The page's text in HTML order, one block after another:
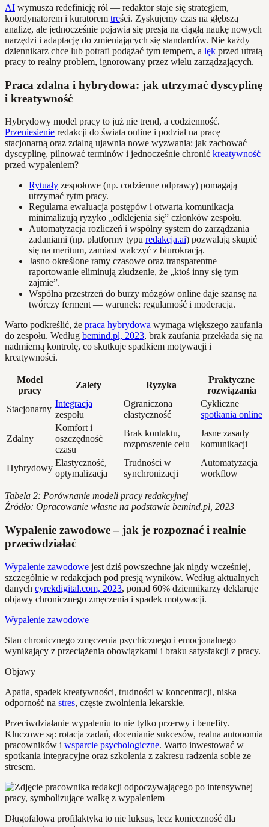
AI wymusza redefinicję ról — redaktor staje się strategiem,
koordynatorem i kuratorem treści. Zyskujemy czas na głębszą
analizę, ale jednocześnie pojawia się presja na ciągłą naukę nowych
narzędzi i adaptację do zmieniających się standardów. Nie każdy
dziennikarz chce lub potrafi podążać tym tempem, a lęk przed utratą
pracy to realny problem, ignorowany przez wielu zarządzających.
Praca zdalna i hybrydowa: jak utrzymać dyscyplinę
i kreatywność
Hybrydowy model pracy to już nie trend, a codzienność.
Przeniesienie redakcji do świata online i podział na pracę
stacjonarną oraz zdalną ujawnia nowe wyzwania: jak zachować
dyscyplinę, pilnować terminów i jednocześnie chronić kreatywność
przed wypaleniem?
Rytuały zespołowe (np. codzienne odprawy) pomagają
utrzymać rytm pracy.
Regularna ewaluacja postępów i otwarta komunikacja
minimalizują ryzyko „odklejenia się” członków zespołu.
Automatyzacja rozliczeń i wspólny system do zarządzania
zadaniami (np. platformy typu redakcja.ai) pozwalają skupić
się na meritum, zamiast walczyć z biurokracją.
Jasno określone ramy czasowe oraz transparentne
raportowanie eliminują złudzenie, że „ktoś inny się tym
zajmie”.
Wspólna przestrzeń do burzy mózgów online daje szansę na
twórczy ferment — warunek: regularność i moderacja.
Warto podkreślić, że praca hybrydowa wymaga większego zaufania
do zespołu. Według bemind.pl, 2023, brak zaufania przekłada się na
nadmierną kontrolę, co skutkuje spadkiem motywacji i
kreatywności.
Model
pracy
Zalety Ryzyka
Praktyczne
rozwiązania
Stacjonarny
Integracja
zespołu
Ograniczona
elastyczność
Cykliczne
spotkania online
Zdalny
Komfort i
oszczędność
czasu
Brak kontaktu,
rozproszenie celu
Jasne zasady
komunikacji
Hybrydowy
Elastyczność,
optymalizacja
Trudności w
synchronizacji
Automatyzacja
workflow
Tabela 2: Porównanie modeli pracy redakcyjnej
Źródło: Opracowanie własne na podstawie bemind.pl, 2023
Wypalenie zawodowe – jak je rozpoznać i realnie
przeciwdziałać
Wypalenie zawodowe jest dziś powszechne jak nigdy wcześniej,
szczególnie w redakcjach pod presją wyników. Według aktualnych
danych cyrekdigital.com, 2023, ponad 60% dziennikarzy deklaruje
objawy chronicznego zmęczenia i spadek motywacji.
Wypalenie zawodowe
Stan chronicznego zmęczenia psychicznego i emocjonalnego
wynikający z przeciążenia obowiązkami i braku satysfakcji z pracy.
Objawy
Apatia, spadek kreatywności, trudności w koncentracji, niska
odporność na stres, częste zwolnienia lekarskie.
Przeciwdziałanie wypaleniu to nie tylko przerwy i benefity.
Kluczowe są: rotacja zadań, docenianie sukcesów, realna autonomia
pracowników i wsparcie psychologiczne. Warto inwestować w
spotkania integracyjne oraz szkolenia z zakresu radzenia sobie ze
stresem.
Długofalowa profilaktyka to nie luksus, lecz konieczność dla